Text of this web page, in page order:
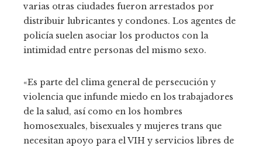
varias otras ciudades fueron arrestados por
distribuir lubricantes y condones. Los agentes de
policía suelen asociar los productos con la
intimidad entre personas del mismo sexo.
«Es parte del clima general de persecución y
violencia que infunde miedo en los trabajadores
de la salud, así como en los hombres
homosexuales, bisexuales y mujeres trans que
necesitan apoyo para el VIH y servicios libres de